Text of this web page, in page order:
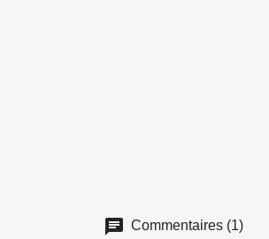
Commentaires (1)